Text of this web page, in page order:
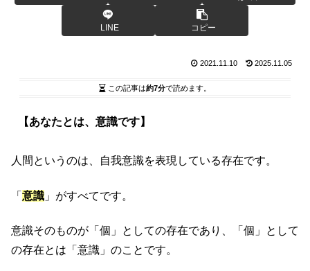
LINE コピー
2021.11.10 2025.11.05
この記事は約7分で読めます。
【あなたとは、意識です】
人間というのは、自我意識を表現している存在です。
「 意識 」がすべてです。
意識そのものが「個」としての存在であり、「個」として
の存在とは「意識」のことです。